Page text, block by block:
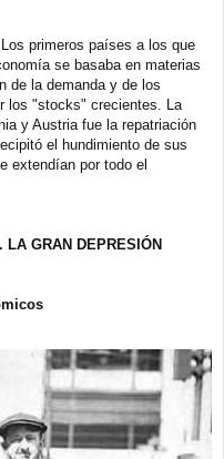
primeros países a los que
se basaba en materias
de la demanda y de los
los "stocks" crecientes. La
y Austria fue la repatriación
el hundimiento de sus
extendían por todo el
LA GRAN DEPRESIÓN